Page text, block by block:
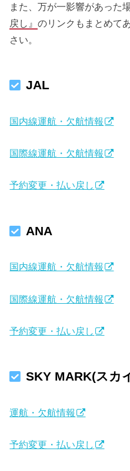
また、万が一影響があった
戻し』のリンクもまとめて
さい。
JAL
国内線運航・欠航情報
国際線運航・欠航情報
予約変更・払い戻し
ANA
国内線運航・欠航情報
国際線運航・欠航情報
予約変更・払い戻し
SKY MARK(スカ
運航・欠航情報
予約変更・払い戻し